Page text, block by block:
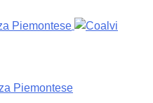
Piemontese